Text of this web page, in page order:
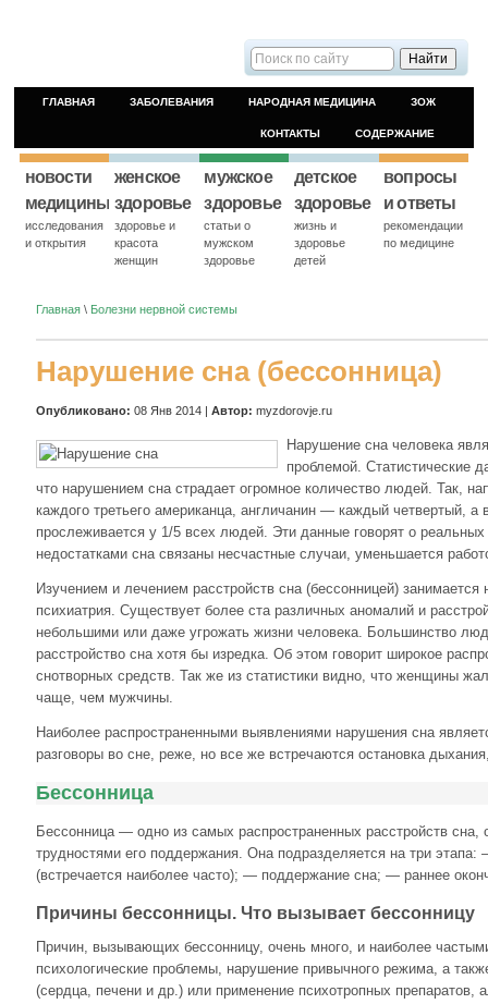
ГЛАВНАЯ ЗАБОЛЕВАНИЯ НАРОДНАЯ МЕДИЦИНА ЗОЖ
КОНТАКТЫ СОДЕРЖАНИЕ
новости
медицины
исследования
и открытия
женское
здоровье
здоровье и
красота
женщин
мужское
здоровье
статьи о
мужском
здоровье
детское
здоровье
жизнь и
здоровье
детей
вопросы
и ответы
рекомендации
по медицине
Главная \ Болезни нервной системы
Нарушение сна (бессонница)
Опубликовано: 08 Янв 2014 | Автор: myzdorovje.ru
Нарушение сна человека
проблемой. Статистические
что нарушением сна страдает огромное количество людей. Так,
каждого третьего американца, англичанин — каждый четвертый, а
прослеживается у 1/5 всех людей. Эти данные говорят о
недостатками сна связаны несчастные случаи, уменьшается
Изучением и лечением расстройств сна (бессонницей) занимается
психиатрия. Существует более ста различных аномалий и
небольшими или даже угрожать жизни человека. Большинство
расстройство сна хотя бы изредка. Об этом говорит широкое
снотворных средств. Так же из статистики видно, что женщины
чаще, чем мужчины.
Наиболее распространенными выявлениями нарушения сна
разговоры во сне, реже, но все же встречаются остановка
Бессонница
Бессонница — одно из самых распространенных расстройств сна,
трудностями его поддержания. Она подразделяется на три
(встречается наиболее часто); — поддержание сна; — раннее
Причины бессонницы. Что вызывает бессонницу
Причин, вызывающих бессонницу, очень много, и наиболее
психологические проблемы, нарушение привычного режима, а
(сердца, печени и др.) или применение психотропных препаратов,